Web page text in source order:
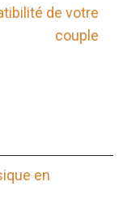
de votre
couple
en